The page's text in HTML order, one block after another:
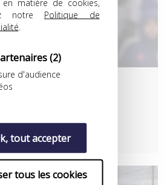
notre Politique de
(2)
d'audience
tout accepter
tous les cookies
LÉGENDE DE L’OL
2025 restera longtemps…